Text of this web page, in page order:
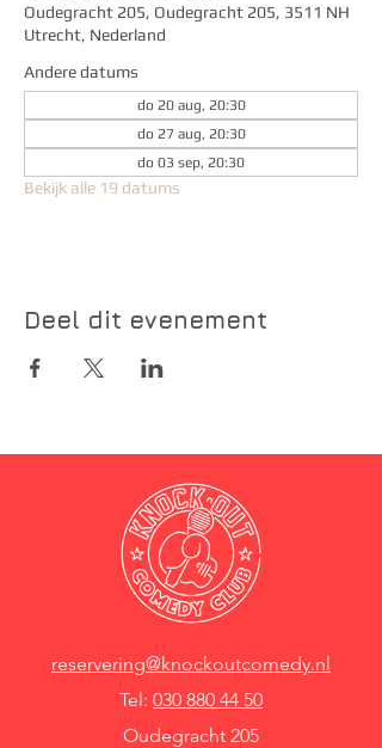
Oudegracht 205, Oudegracht 205, 3511 NH
Utrecht, Nederland
Andere datums
do 20 aug, 20:30
do 27 aug, 20:30
do 03 sep, 20:30
Bekijk alle 19 datums
Deel dit evenement
reservering@knockoutcomedy.nl
Tel: 030 880 44 50
Oudegracht 205